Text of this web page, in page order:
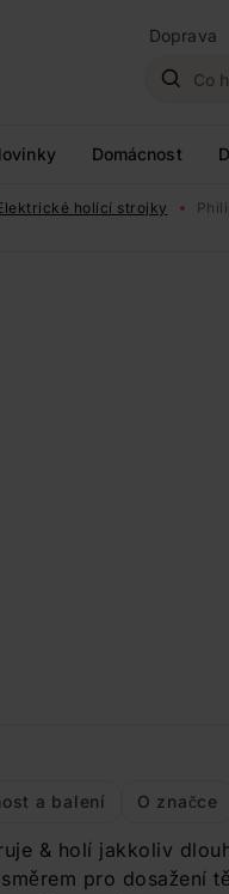
Doprava
Domácnost
holící strojky
a balení O značce
& holí jakkoliv
pro dosažení